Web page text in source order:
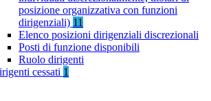
posizione organizzativa con funzioni
dirigenziali) 11
Elenco posizioni dirigenziali discrezionali
Posti di funzione disponibili
Ruolo dirigenti
cessati 1